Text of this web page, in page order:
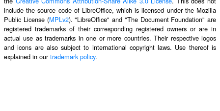
include the source code of LibreOffice, which is licensed under the Mozilla
Public License (MPLv2). "LibreOffice" and "The Document Foundation" are
registered trademarks of their corresponding registered owners or are in
actual use as trademarks in one or more countries. Their respective logos
and icons are also subject to international copyright laws. Use thereof is
explained in ourtrademark policy.